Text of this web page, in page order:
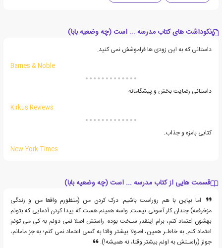
نکوداشت های کتاب مدرسه ... است (چه وضعیه بابا)
داستانی که به این زودی ها فراموشش نمی کنید.
Barnes & Noble
داستانی رضایت بخش و پیشگامانه.
Kirkus Reviews
کتابی بامزه و جذاب.
New York Times
قسمت هایی از کتاب مدرسه ... است (چه وضعیه بابا)
اما بیاین با هم روراست باشیم. درک کردن من (منظورم واقعا من و زندگی
مزخرفمه) چندان کار آسونی نیست. واسه همینم هست که پیدا کردن آدمایی که بتونم
بهشون اعتماد کنم، برام اینقدر سـخت بوده. راستش اصلا نمی دونم به کی می تونم
اعتماد کنم. به خاطـر همین، اصولا بیشتر وقتا به کسی اعتماد نمی کنم؛ به جز مامانم،
جولز (راسـتش به اونم بیشتر وقتا، نه همیشه!).